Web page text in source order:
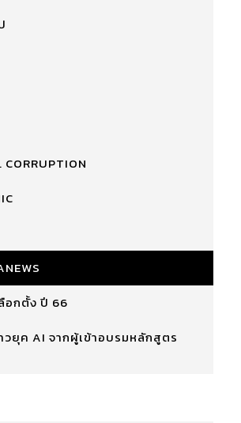
อกตั้ง ปี 66
วยุค AI จากผู้เข้าอบรมหลักสูตร